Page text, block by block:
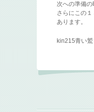
次への準備の
さらにこの
あります。
kin215青い鷲